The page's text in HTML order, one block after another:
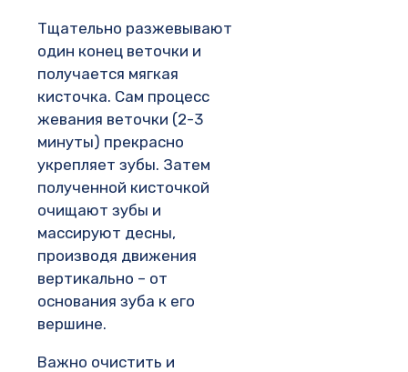
Тщательно разжевывают
один конец веточки и
получается мягкая
кисточка. Сам процесс
жевания веточки (2-3
минуты) прекрасно
укрепляет зубы. Затем
полученной кисточкой
очищают зубы и
массируют десны,
производя движения
вертикально – от
основания зуба к его
вершине.
Важно очистить и